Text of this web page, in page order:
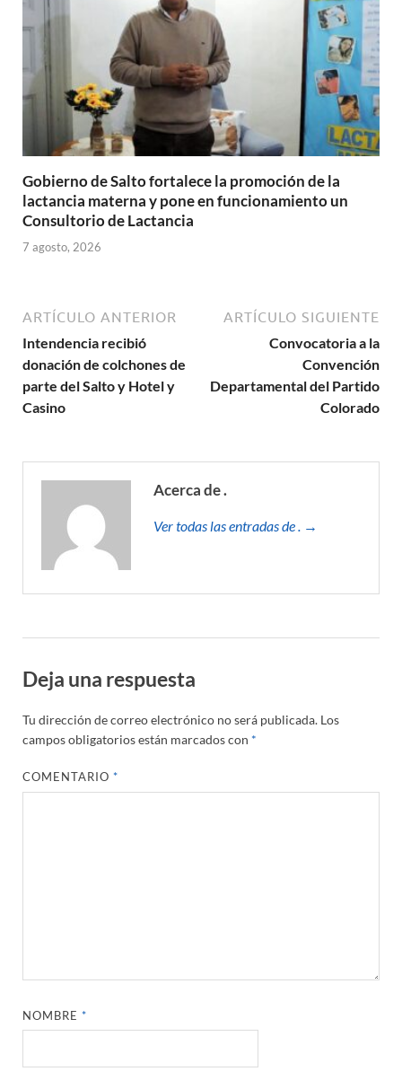
Gobierno de Salto fortalece la promoción de la
lactancia materna y pone en funcionamiento un
Consultorio de Lactancia
7 agosto, 2026
ARTÍCULO ANTERIOR
Intendencia recibió
donación de colchones de
parte del Salto y Hotel y
Casino
ARTÍCULO SIGUIENTE
Convocatoria a la
Convención
Departamental del Partido
Colorado
Acerca de .
Ver todas las entradas de . →
Deja una respuesta
Tu dirección de correo electrónico no será publicada. Los
campos obligatorios están marcados con *
COMENTARIO*
NOMBRE*